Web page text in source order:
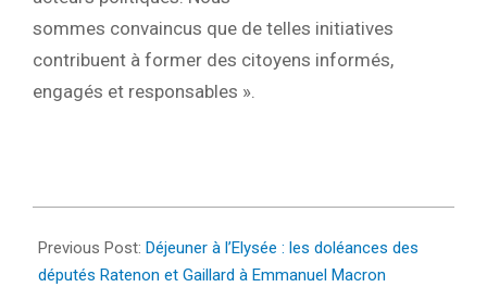
sommes convaincus que de telles initiatives
contribuent à former des citoyens informés,
engagés et responsables ».
10-
23
Previous Post: Déjeuner à l’Elysée : les doléances des
députés Ratenon et Gaillard à Emmanuel Macron